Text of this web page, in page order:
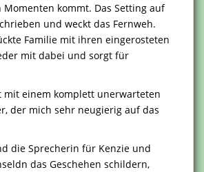
kommt. Das Setting auf
und weckt das Fernweh.
Familie mit ihren eingerosteten
mit dabei und sorgt für
mit einem komplett unerwarteten
der mich sehr neugierig auf das
die Sprecherin für Kenzie und
das Geschehen schildern,